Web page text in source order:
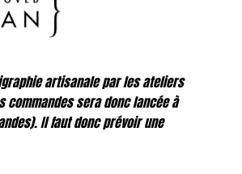
artisanale par les ateliers
commandes sera donc lancée à
Il faut donc prévoir une